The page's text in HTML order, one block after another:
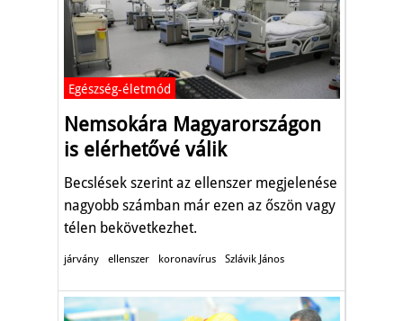
Egészség-életmód
Nemsokára Magyarországon
is elérhetővé válik
Becslések szerint az ellenszer megjelenése
nagyobb számban már ezen az őszön vagy
télen bekövetkezhet.
járvány ellenszer koronavírus Szlávik János